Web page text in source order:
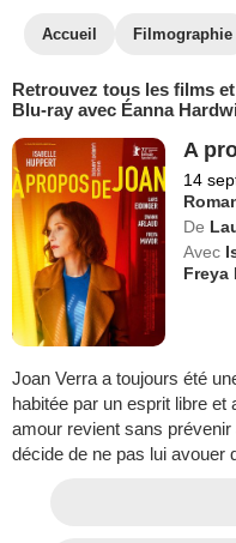
Accueil Filmographie
Retrouvez tous les films
Blu-ray avec Éanna
A
14
De
Avec
Freya
Joan Verra a toujours été
habitée par un esprit libre
amour revient sans prévenir
décide de ne pas lui avouer